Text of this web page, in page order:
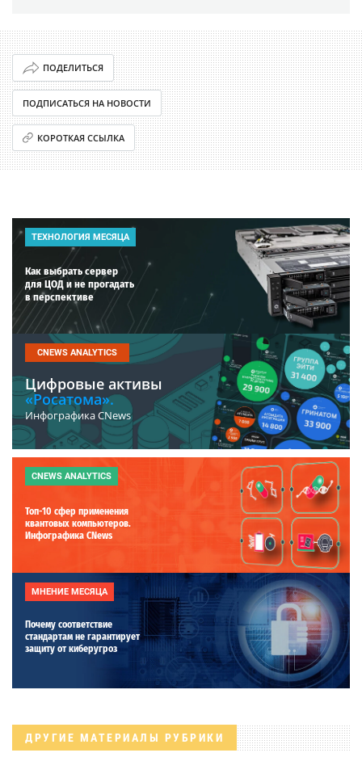
ПОДЕЛИТЬСЯ
ПОДПИСАТЬСЯ НА НОВОСТИ
КОРОТКАЯ ССЫЛКА
ТЕХНОЛОГИЯ МЕСЯЦА
Как выбрать сервер
для ЦОД и не прогадать
в перспективе
CNEWS ANALYTICS
Цифровые активы
«Росатома».
Инфографика CNews
CNEWS ANALYTICS
Топ-10 сфер применения
квантовых компьютеров.
Инфографика CNews
МНЕНИЕ МЕСЯЦА
Почему соответствие
стандартам не гарантирует
защиту от киберугроз
ДРУГИЕ МАТЕРИАЛЫ РУБРИКИ